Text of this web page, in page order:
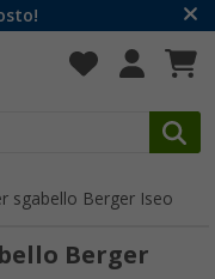
sgabello Berger Iseo
Berger